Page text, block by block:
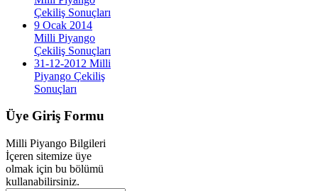
Çekiliş Sonuçları
9 Ocak 2014
Milli Piyango
Çekiliş Sonuçları
31-12-2012 Milli
Piyango Çekiliş
Sonuçları
Üye Giriş Formu
Milli Piyango Bilgileri
İçeren sitemize üye
olmak için bu bölümü
kullanabilirsiniz.